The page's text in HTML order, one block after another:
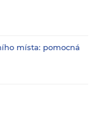
místa: pomocná